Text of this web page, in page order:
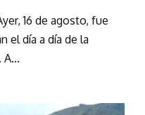
16 de agosto, fue
el día a día de la